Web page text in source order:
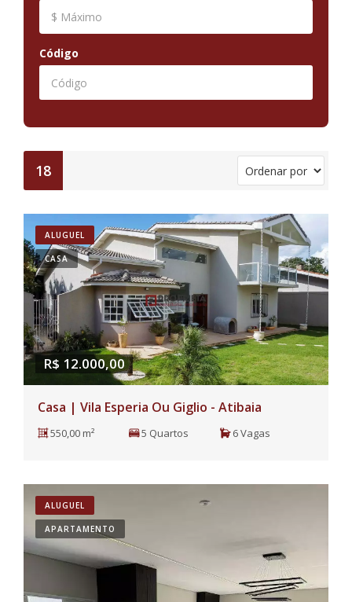
Código
18
ALUGUEL
CASA
R$ 12.000,00
Casa | Vila Esperia Ou Giglio - Atibaia
550,00 m² 5 Quartos 6 Vagas
ALUGUEL
APARTAMENTO